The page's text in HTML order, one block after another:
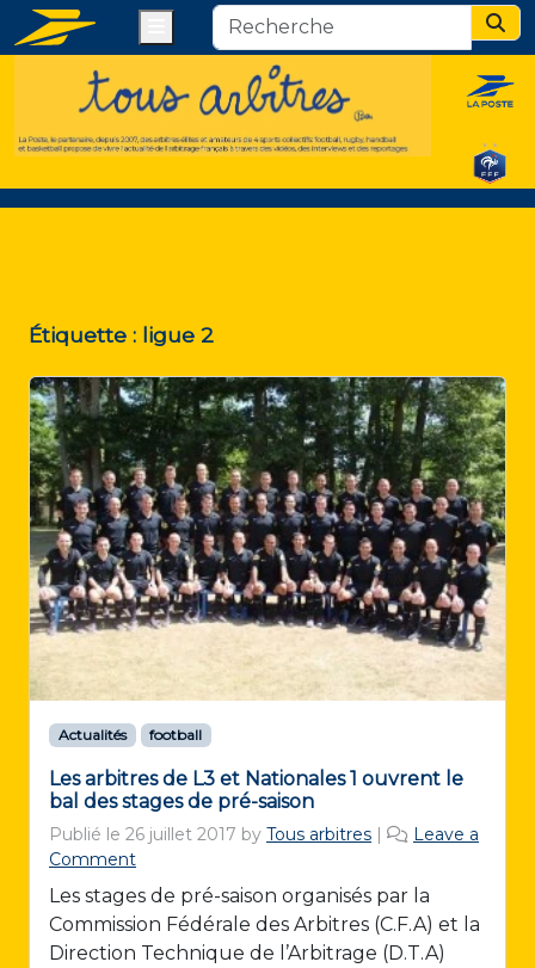
Étiquette : ligue 2
Actualités football
Les arbitres de L3 et Nationales 1 ouvrent le
bal des stages de pré-saison
Publié le 26 juillet 2017 by Tous arbitres |
Leave a
Comment
Les stages de pré-saison organisés par la
Commission Fédérale des Arbitres (C.F.A) et la
Direction Technique de l’Arbitrage (D.T.A)